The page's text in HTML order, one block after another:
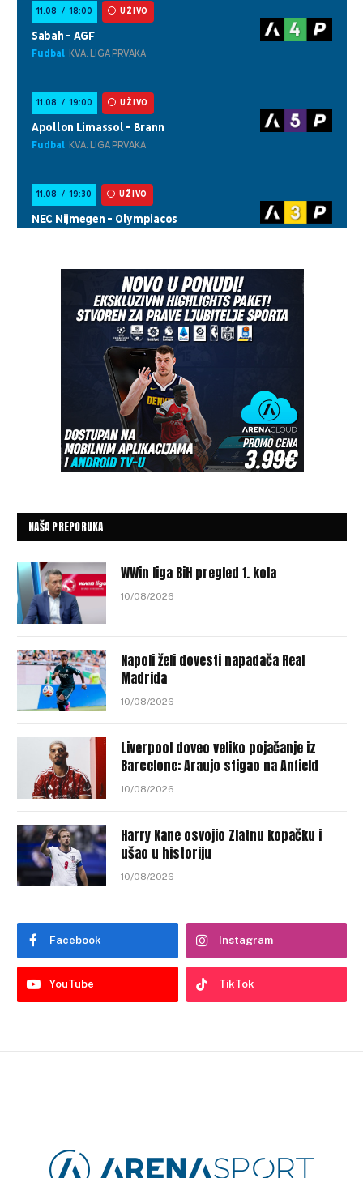
NAŠA PREPORUKA
WWin liga BiH pregled 1. kola
10/08/2026
Napoli želi dovesti napadača Real
Madrida
10/08/2026
Liverpool doveo veliko pojačanje iz
Barcelone: Araujo stigao na Anfield
10/08/2026
Harry Kane osvojio Zlatnu kopačku i
ušao u historiju
10/08/2026
Facebook Instagram
YouTube TikTok